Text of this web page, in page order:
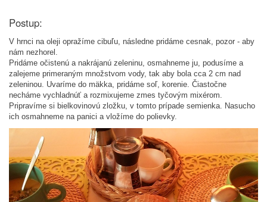
Postup:
V hrnci na oleji opražíme cibuľu, následne pridáme cesnak, pozor - aby
nám nezhorel.
Pridáme očistenú a nakrájanú zeleninu, osmahneme ju, podusíme a
zalejeme primeraným množstvom vody, tak aby bola cca 2 cm nad
zeleninou. Uvaríme do mäkka, pridáme soľ, korenie. Čiastočne
necháme vychladnúť a rozmixujeme zmes tyčovým mixérom.
Pripravíme si bielkovinovú zložku, v tomto prípade semienka. Nasucho
ich osmahneme na panici a vložíme do polievky.